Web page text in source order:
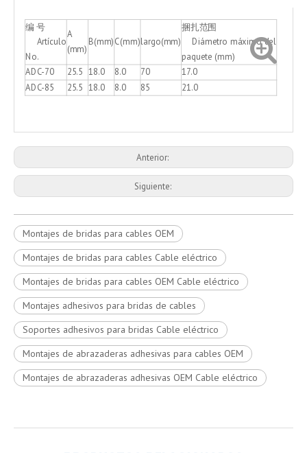
编 号
Artículo
No.
A
(mm)
B(mm)C(mm)largo(mm)
捆扎范围
Diámetro máximo del
paquete (mm)
ADC-70 25.5 18.0 8.0 70 17.0
ADC-85 25.5 18.0 8.0 85 21.0
Anterior:
Siguiente:
Montajes de bridas para cables OEM
Montajes de bridas para cables Cable eléctrico
Montajes de bridas para cables OEM Cable eléctrico
Montajes adhesivos para bridas de cables
Soportes adhesivos para bridas Cable eléctrico
Montajes de abrazaderas adhesivas para cables OEM
Montajes de abrazaderas adhesivas OEM Cable eléctrico